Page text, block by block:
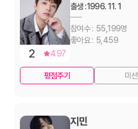
2 4.97
출생 :1996. 11. 1
55,199
5,459
평점주기 미션
지민